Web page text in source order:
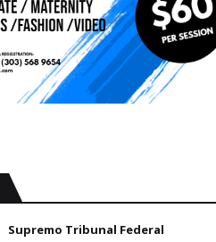
Supremo Tribunal Federal